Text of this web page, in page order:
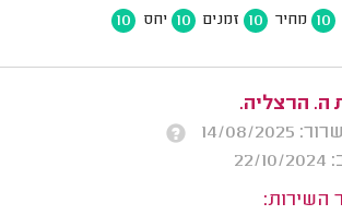
10 מחיר 10 זמנים 10 יחס 10
ה. הרצליה.
14/08/2025
השירות: